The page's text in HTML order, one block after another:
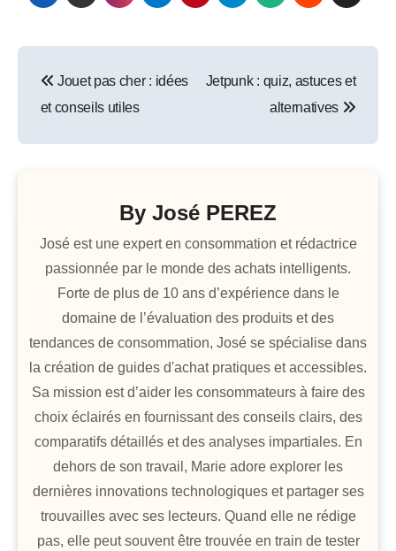
de
l’article
Jouet pas cher : idées
et conseils utiles
Jetpunk : quiz, astuces et
alternatives
By José PEREZ
José est une expert en consommation et rédactrice
passionnée par le monde des achats intelligents.
Forte de plus de 10 ans d’expérience dans le
domaine de l’évaluation des produits et des
tendances de consommation, José se spécialise dans
la création de guides d'achat pratiques et accessibles.
Sa mission est d’aider les consommateurs à faire des
choix éclairés en fournissant des conseils clairs, des
comparatifs détaillés et des analyses impartiales. En
dehors de son travail, Marie adore explorer les
dernières innovations technologiques et partager ses
trouvailles avec ses lecteurs. Quand elle ne rédige
pas, elle peut souvent être trouvée en train de tester